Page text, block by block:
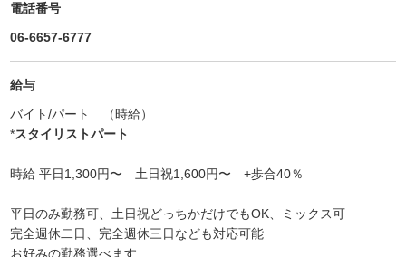
電話番号
06-6657-6777
給与
バイト/パート （時給）
*スタイリストパート
時給 平日1,300円〜 土日祝1,600円〜 +歩合40％
平日のみ勤務可、土日祝どっちかだけでもOK、ミックス可
完全週休二日、完全週休三日なども対応可能
お好みの勤務選べます